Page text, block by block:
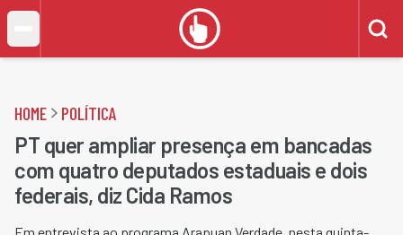
HOME POLÍTICA
PT quer ampliar presença em bancadas
com quatro deputados estaduais e dois
federais, diz Cida Ramos